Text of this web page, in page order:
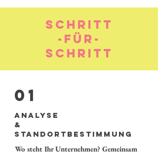
Schritt
-für-
Schritt
01
Analyse
&
Standortbestimmung
Wo steht Ihr Unternehmen? Gemeinsam